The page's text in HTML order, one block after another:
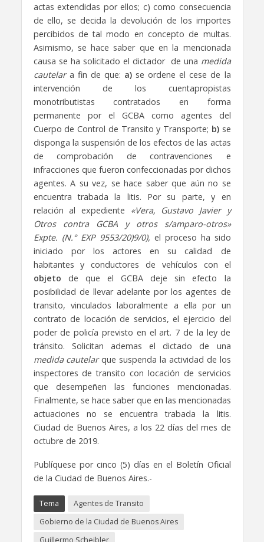
actas extendidas por ellos; c) como consecuencia
de ello, se decida la devolución de los importes
percibidos de tal modo en concepto de multas.
Asimismo, se hace saber que en la mencionada
causa se ha solicitado el dictador de una medida
cautelar a fin de que: a) se ordene el cese de la
intervención de los cuentapropistas
monotributistas contratados en forma
permanente por el GCBA como agentes del
Cuerpo de Control de Transito y Transporte; b) se
disponga la suspensión de los efectos de las actas
de comprobación de contravenciones e
infracciones que fueron confeccionadas por dichos
agentes. A su vez, se hace saber que aún no se
encuentra trabada la litis. Por su parte, y en
relación al expediente «Vera, Gustavo Javier y
Otros contra GCBA y otros s/amparo-otros»
Expte. (N.° EXP 9553/20)9/0), el proceso ha sido
iniciado por los actores en su calidad de
habitantes y conductores de vehículos con el
objeto de que el GCBA deje sin efecto la
posibilidad de llevar adelante por los agentes de
transito, vinculados laboralmente a ella por un
contrato de locación de servicios, el ejercicio del
poder de policía previsto en el art. 7 de la ley de
tránsito. Solicitan ademas el dictado de una
medida cautelarque suspenda la actividad de los
inspectores de transito con locación de servicios
que desempeñen las funciones mencionadas.
Finalmente, se hace saber que en las mencionadas
actuaciones no se encuentra trabada la litis.
Ciudad de Buenos Aires, a los 22 días del mes de
octubre de 2019.
Publíquese por cinco (5) días en el Boletín Oficial
de la Ciudad de Buenos Aires.-
Tema
Agentes de Transito
Gobierno de la Ciudad de Buenos Aires